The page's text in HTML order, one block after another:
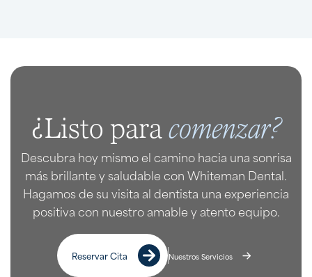
¿Listo paracomenzar?
Descubra hoy mismo el camino hacia una sonrisa
más brillante y saludable con Whiteman Dental.
Hagamos de su visita al dentista una experiencia
positiva con nuestro amable y atento equipo.
Reservar Cita Nuestros Servicios